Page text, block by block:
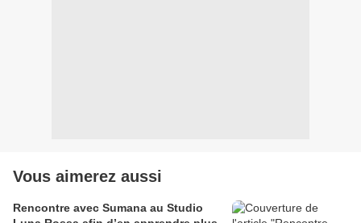
Vous aimerez aussi
Rencontre avec Sumana au Studio